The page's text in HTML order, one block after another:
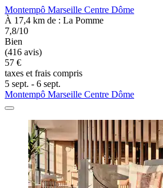
Montempô Marseille Centre Dôme
À 17,4 km de : La Pomme
7,8/10
Bien
(416 avis)
57 €
taxes et frais compris
5 sept. - 6 sept.
Montempô Marseille Centre Dôme